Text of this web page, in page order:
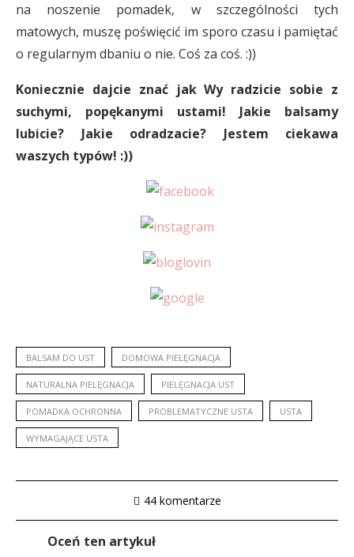
na noszenie pomadek, w szczególności tych
matowych, muszę poświęcić im sporo czasu i pamiętać
o regularnym dbaniu o nie. Coś za coś. :))
Koniecznie dajcie znać jak Wy radzicie sobie z
suchymi, popękanymi ustami! Jakie balsamy
lubicie? Jakie odradzacie? Jestem ciekawa
waszych typów! :))
BALSAM DO UST DOMOWA PIELĘGNACJA
NATURALNA PIELĘGNACJA PIELĘGNACJA UST
POMADKA OCHRONNA PROBLEMATYCZNE USTA USTA
WYMAGAJĄCE USTA
44 komentarze
Oceń ten artykuł